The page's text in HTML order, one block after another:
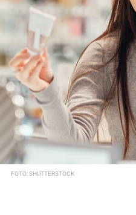
FOTO: SHUTTERSTOCK